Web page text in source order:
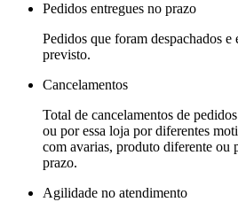
Pedidos entregues no prazo
Pedidos que foram despachados e
previsto.
Cancelamentos
Total de cancelamentos de
ou por essa loja por diferentes
com avarias, produto diferente ou
prazo.
Agilidade no atendimento